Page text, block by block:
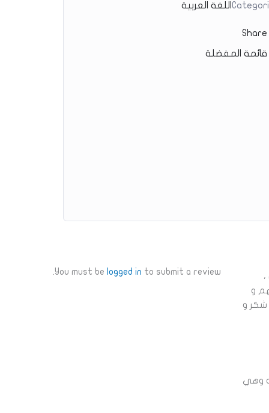
اللغة العربية
Share
قائمة المفضلة
و
شكر و
وهي
You must be logged in to submit a review.